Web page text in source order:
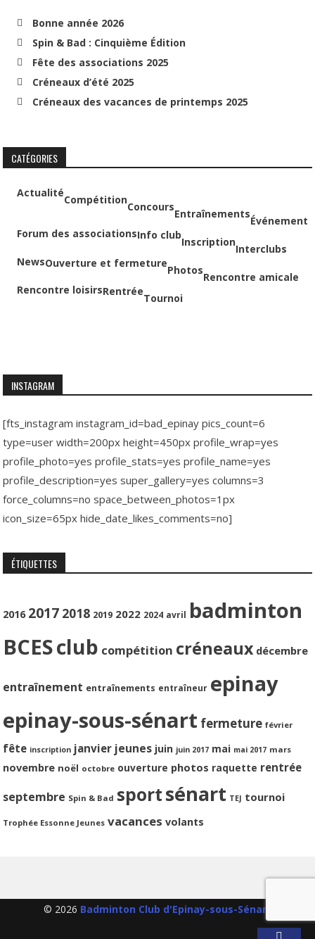
Bonne année 2026
Spin & Bad : Cinquième Édition
Fête des associations 2025
Créneaux d’été 2025
Créneaux des vacances de printemps 2025
CATÉGORIES
Actualité
Compétition
Concours
Entraînements
Événement
Forum des associationsInfo club
Inscription
Interclubs
NewsOuverture et fermeture
Photos
Rencontre amicale
Rencontre loisirsRentrée
Tournoi
INSTAGRAM
[fts_instagram instagram_id=bad_epinay pics_count=6
type=user width=200px height=450px profile_wrap=yes
profile_photo=yes profile_stats=yes profile_name=yes
profile_description=yes super_gallery=yes columns=3
force_columns=no space_between_photos=1px
icon_size=65px hide_date_likes_comments=no]
ÉTIQUETTES
2016 2017 2018 2019 2022 2024 avril badminton
BCESclub compétition créneaux décembre
entraînement entraînements entraîneur epinay
epinay-sous-sénart fermeture février
fête inscription janvier jeunes juin juin 2017 mai mai 2017 mars
novembre noël octobre ouverture photos raquette rentrée
septembre Spin & Bad sportsénart TEJ tournoi
Trophée Essonne Jeunes vacances volants
© 2026 Badminton Club d'Epinay-sous-Sénart